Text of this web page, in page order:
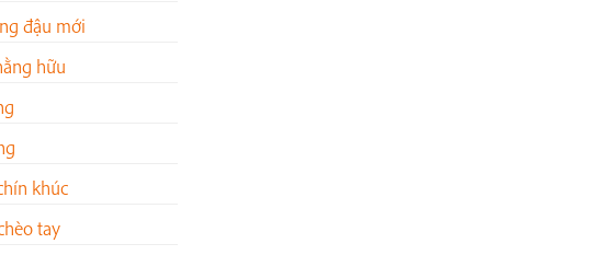
đậu mới
hữu
khúc
tay